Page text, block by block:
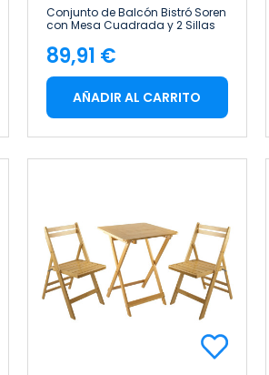
Conjunto de Balcón Bistró Soren
con Mesa Cuadrada y 2 Sillas
7house
Precio
89,91 €
AÑADIR AL CARRITO